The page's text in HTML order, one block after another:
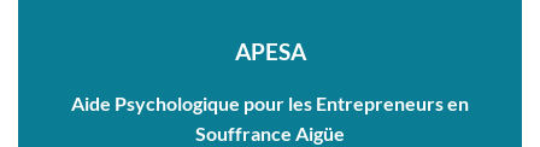
APESA
Aide Psychologique pour les Entrepreneurs en
Souffrance Aigüe